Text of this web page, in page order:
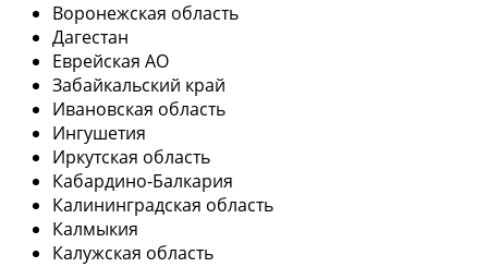
Воронежская область
Дагестан
Еврейская АО
Забайкальский край
Ивановская область
Ингушетия
Иркутская область
Кабардино-Балкария
Калининградская область
Калмыкия
Калужская область